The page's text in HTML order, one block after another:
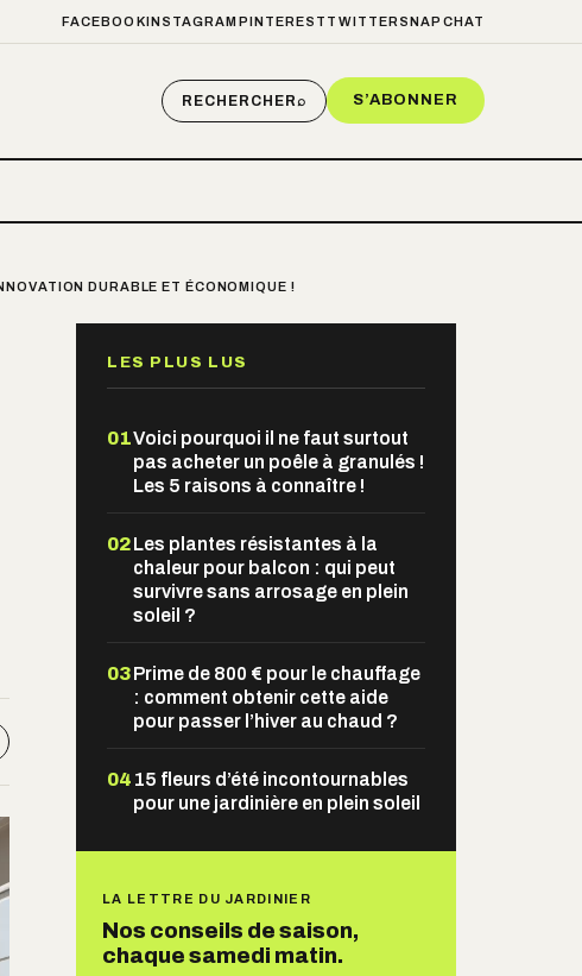
FACEBOOKINSTAGRAM PINTEREST TWITTER SNAPCHAT
RECHERCHER⌕ S’ABONNER
DURABLE ET ÉCONOMIQUE !
LES PLUS LUS
01Voici pourquoi il ne faut surtout
pas acheter un poêle à granulés !
Les 5 raisons à connaître !
02Les plantes résistantes à la
chaleur pour balcon : qui peut
survivre sans arrosage en plein
soleil ?
03Prime de 800 € pour le chauffage
: comment obtenir cette aide
pour passer l’hiver au chaud ?
04 15 fleurs d’été incontournables
pour une jardinière en plein soleil
LA LETTRE DU JARDINIER
Nos conseils de saison,
chaque samedi matin.